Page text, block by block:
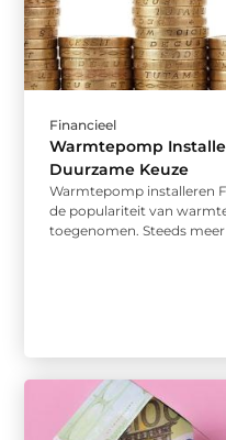
Financieel
Warmtepomp
Duurzame Keuze
Warmtepomp installeren
de populariteit van
toegenomen. Steeds meer